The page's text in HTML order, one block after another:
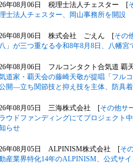
年08月06日 税理士法人チェスター [
士法人チェスター、岡山事務所を開設
年08月06日 株式会社 ごえん [その
八」が三つ重なる令和8年8月8日、八幡
年08月06日 フルコンタクト合気道
道家・覇天会の藤崎天敬が提唱「フル
開―立ち関節技と抑え技を主体、防具
年08月05日 三海株式会社 [その他サ
ウドファンディングにてプロジェクト
らせ
年08月05日 ALPINISM株式会社 [そ
産業界特化14年のALPINISM、公式サ